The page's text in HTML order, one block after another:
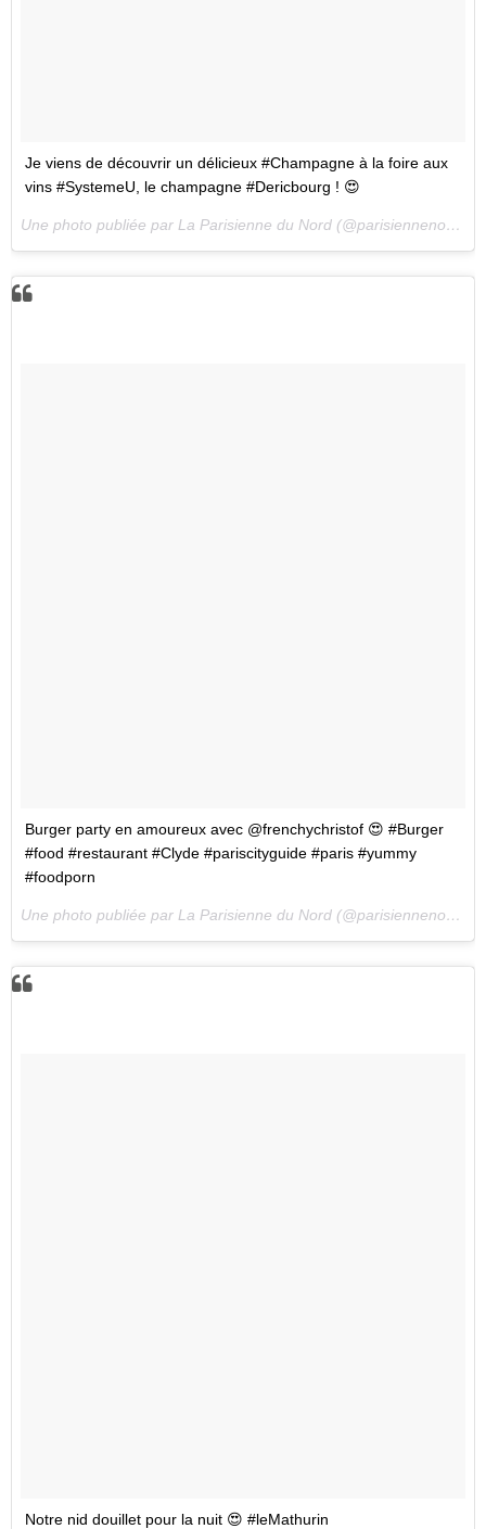
Je viens de découvrir un délicieux #Champagne à la foire aux
vins #SystemeU, le champagne #Dericbourg ! 😍
Une photo publiée par La Parisienne du Nord (@parisiennenord) le
Burger party en amoureux avec @frenchychristof 😍 #Burger
#food #restaurant #Clyde #pariscityguide #paris #yummy
#foodporn
Une photo publiée par La Parisienne du Nord (@parisiennenord) le
Notre nid douillet pour la nuit 😍 #leMathurin